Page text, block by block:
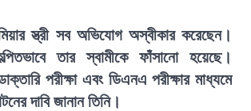
স্ত্রী সব অভিযোগ অস্বীকার করেছেন।
তার স্বামীকে ফাঁসানো হয়েছে।
পরীক্ষা এবং ডিএনএ পরীক্ষার মাধ্যমে
দাবি জানান তিনি।